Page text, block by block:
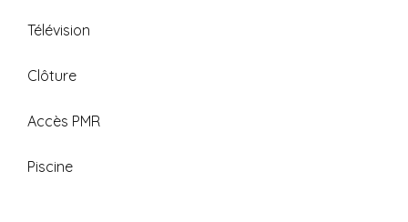
Télévision
Clôture
Accès PMR
Piscine